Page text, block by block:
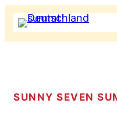
Zum
Inhalt
springen
SUNNY SEVEN